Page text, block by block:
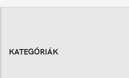
KATEGÓRIÁK